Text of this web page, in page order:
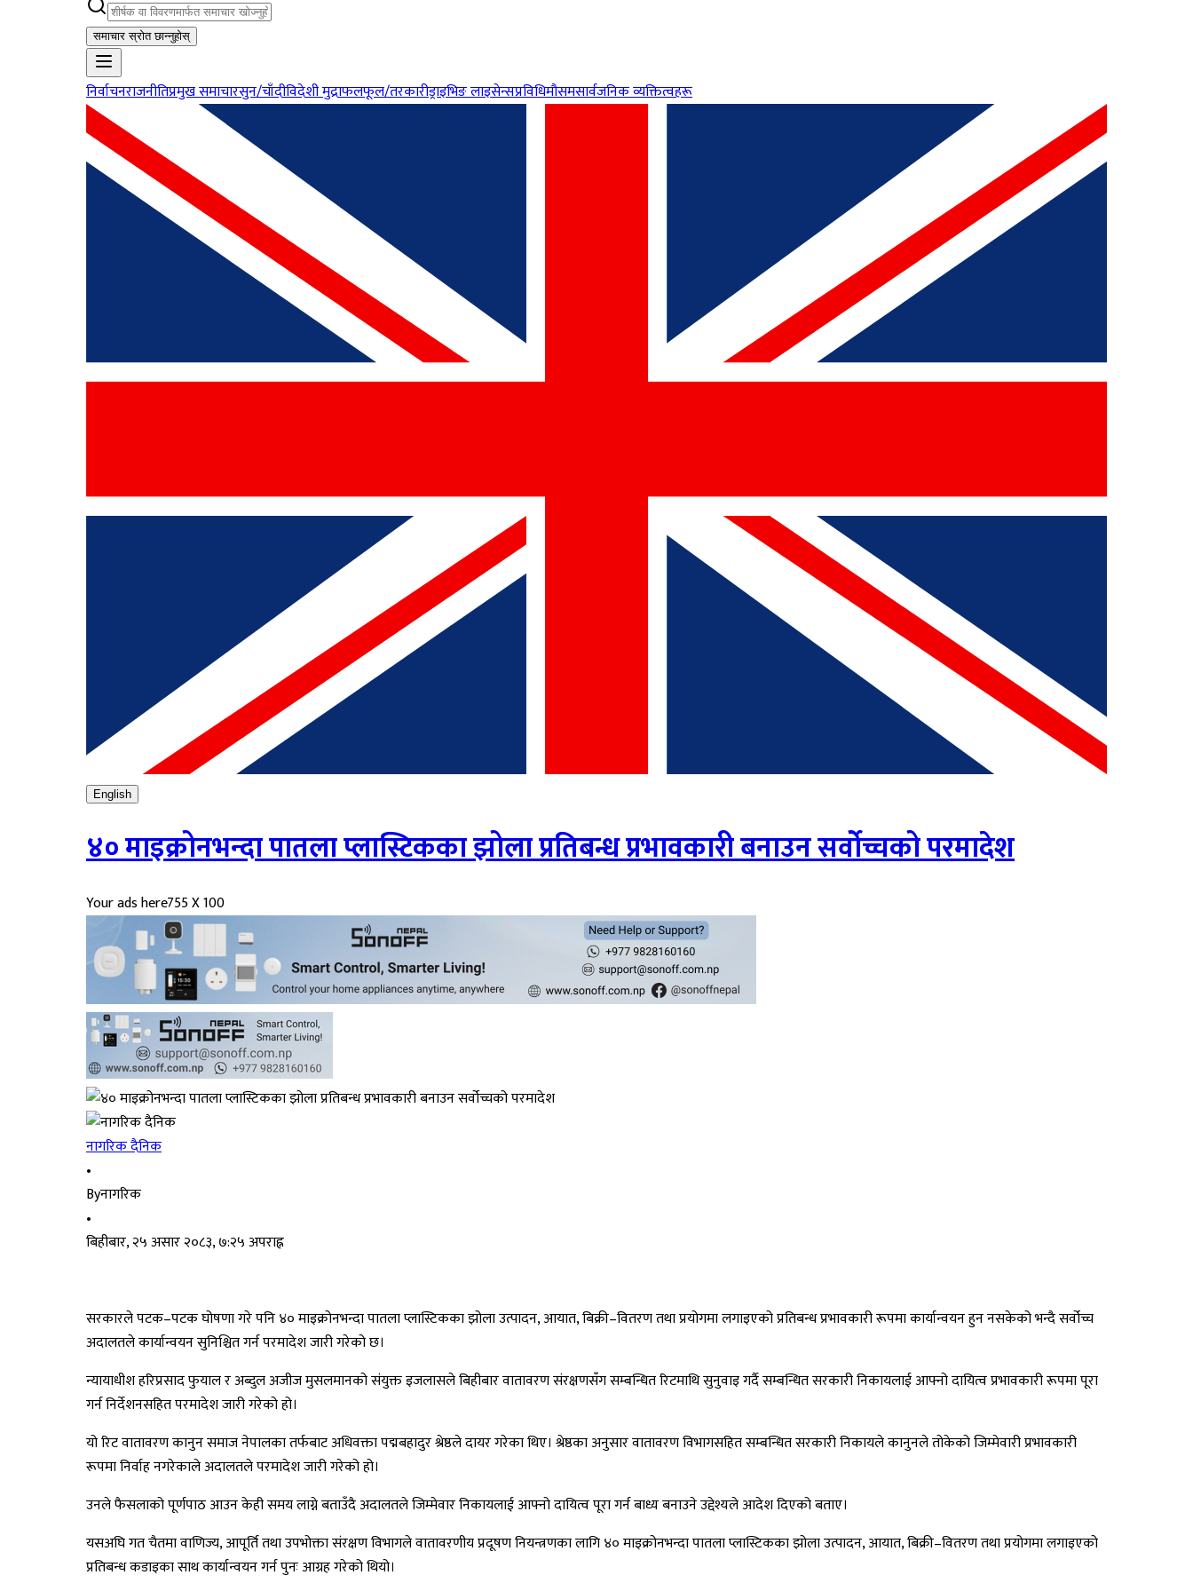
समाचार स्रोत छान्नुहोस्
निर्वाचनराजनीतिप्रमुख समाचारसुन/चाँदीविदेशी मुद्राफलफूल/तरकारीड्राइभिङ लाइसेन्सप्रविधिमौसमसार्वजनिक व्यक्तित्वहरू
English
४० माइक्रोनभन्दा पातला प्लास्टिकका झोला प्रतिबन्ध प्रभावकारी बनाउन सर्वोच्चको परमादेश
Your ads here755 X 100
नागरिक दैनिक
•
Byनागरिक
•
बिहीबार, २५ असार २०८३, ७:२५ अपराह्न
सरकारले पटक–पटक घोषणा गरे पनि ४० माइक्रोनभन्दा पातला प्लास्टिकका झोला उत्पादन, आयात, बिक्री–वितरण तथा प्रयोगमा लगाइएको प्रतिबन्ध प्रभावकारी रूपमा कार्यान्वयन हुन नसकेको भन्दै सर्वोच्च
अदालतले कार्यान्वयन सुनिश्चित गर्न परमादेश जारी गरेको छ।
न्यायाधीश हरिप्रसाद फुयाल र अब्दुल अजीज मुसलमानको संयुक्त इजलासले बिहीबार वातावरण संरक्षणसँग सम्बन्धित रिटमाथि सुनुवाइ गर्दै सम्बन्धित सरकारी निकायलाई आफ्नो दायित्व प्रभावकारी रूपमा पूरा
गर्न निर्देशनसहित परमादेश जारी गरेको हो।
यो रिट वातावरण कानुन समाज नेपालका तर्फबाट अधिवक्ता पद्मबहादुर श्रेष्ठले दायर गरेका थिए। श्रेष्ठका अनुसार वातावरण विभागसहित सम्बन्धित सरकारी निकायले कानुनले तोकेको जिम्मेवारी प्रभावकारी
रूपमा निर्वाह नगरेकाले अदालतले परमादेश जारी गरेको हो।
उनले फैसलाको पूर्णपाठ आउन केही समय लाग्ने बताउँदै अदालतले जिम्मेवार निकायलाई आफ्नो दायित्व पूरा गर्न बाध्य बनाउने उद्देश्यले आदेश दिएको बताए।
यसअघि गत चैतमा वाणिज्य, आपूर्ति तथा उपभोक्ता संरक्षण विभागले वातावरणीय प्रदूषण नियन्त्रणका लागि ४० माइक्रोनभन्दा पातला प्लास्टिकका झोला उत्पादन, आयात, बिक्री–वितरण तथा प्रयोगमा लगाइएको
प्रतिबन्ध कडाइका साथ कार्यान्वयन गर्न पुनः आग्रह गरेको थियो।